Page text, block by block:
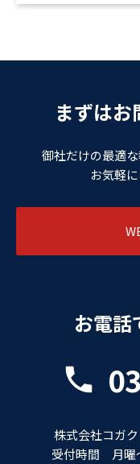
まずは
御社だけの最適
お気軽
お電話
株式会社コガ
受付時間 月曜